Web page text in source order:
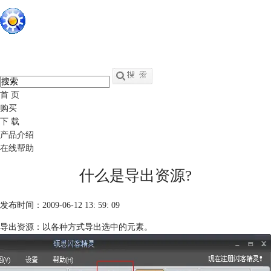
首 页
购买
下 载
产品介绍
在线帮助
什么是导出资源?
发布时间：2009-06-12 13: 59: 09
导出资源：以各种方式导出选中的元素。